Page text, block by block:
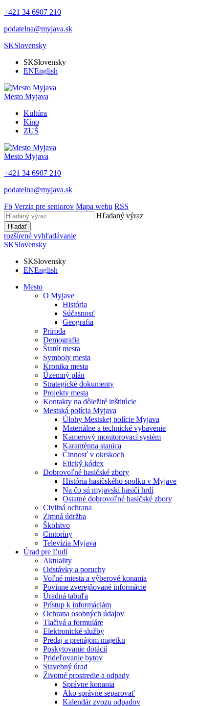
+421 34 6907 210
podatelna@myjava.sk
SKSlovensky
SKSlovensky
ENEnglish
Mesto Myjava
Kultúra
Kino
ZUŠ
Mesto Myjava
+421 34 6907 210
podatelna@myjava.sk
Fb Verzia pre seniorov Mapa webu RSS
Hľadaný výraz
Hľadať
rozšírené vyhľadávanie
SKSlovensky
SKSlovensky
ENEnglish
Mesto
O Myjave
História
Súčasnosť
Geografia
Príroda
Demografia
Štatút mesta
Symboly mesta
Kronika mesta
Územný plán
Strategické dokumenty
Projekty mesta
Kontakty na dôležité inštitúcie
Mestská polícia Myjava
Úlohy Mestskej polície Myjava
Materiálne a technické vybavenie
Kamerový monitorovací systém
Karanténna stanica
Činnosť v okrskoch
Etický kódex
Dobrovoľné hasičské zbory
História hasičského spolku v Myjave
Na čo sú myjavskí hasiči hrdí
Ostatné dobrovoľné hasičské zbory
Civilná ochrana
Zimná údržba
Školstvo
Cintoríny
Televízia Myjava
Úrad pre Ľudí
Aktuality
Odstávky a poruchy
Voľné miesta a výberové konania
Povinne zverejňované informácie
Úradná tabuľa
Prístup k informáciám
Ochrana osobných údajov
Tlačivá a formuláre
Elektronické služby
Predaj a prenájom majetku
Poskytovanie dotácií
Prideľovanie bytov
Stavebný úrad
Životné prostredie a odpady
Správne konania
Ako správne separovať
Kalendár zvozu odpadov